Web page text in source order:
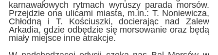
karnawałowych rytmach wyruszy parada morsów.
Przejdzie ona ulicami miasta, m.in.: T. Noniewicza,
Chłodną i T. Kościuszki, docierając nad Zalew
Arkadia, gdzie odbędzie się morsowanie oraz będą
miały miejsce inne atrakcje.